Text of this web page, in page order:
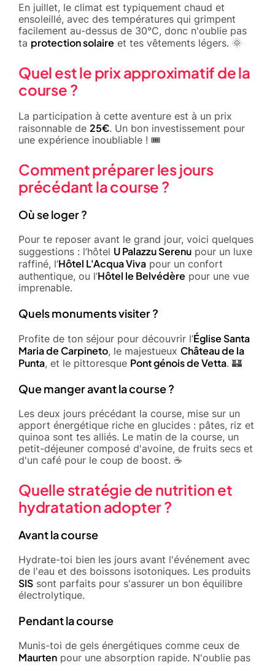
En juillet, le climat est typiquement chaud et
ensoleillé, avec des températures qui grimpent
facilement au-dessus de 30°C, donc n'oublie pas
ta protection solaire et tes vêtements légers. 🌞
Quel est le prix approximatif de la
course ?
La participation à cette aventure est à un prix
raisonnable de 25€. Un bon investissement pour
une expérience inoubliable ! 🎟️
Comment préparer les jours
précédant la course ?
Où se loger ?
Pour te reposer avant le grand jour, voici quelques
suggestions : l’hôtel U Palazzu Serenu pour un luxe
raffiné, l’Hôtel L'Acqua Viva pour un confort
authentique, ou l’Hôtel le Belvédère pour une vue
imprenable.
Quels monuments visiter ?
Profite de ton séjour pour découvrir l’Église Santa
Maria de Carpineto, le majestueux Château de la
Punta, et le pittoresque Pont génois de Vetta. 🏰
Que manger avant la course ?
Les deux jours précédant la course, mise sur un
apport énergétique riche en glucides : pâtes, riz et
quinoa sont tes alliés. Le matin de la course, un
petit-déjeuner composé d'avoine, de fruits secs et
d'un café pour le coup de boost. ☕
Quelle stratégie de nutrition et
hydratation adopter ?
Avant la course
Hydrate-toi bien les jours avant l'événement avec
de l'eau et des boissons isotoniques. Les produits
SIS sont parfaits pour s'assurer un bon équilibre
électrolytique.
Pendant la course
Munis-toi de gels énergétiques comme ceux de
Maurten pour une absorption rapide. N'oublie pas